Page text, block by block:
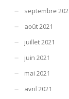
septembre
août 2021
juillet 2021
juin 2021
mai 2021
avril 2021